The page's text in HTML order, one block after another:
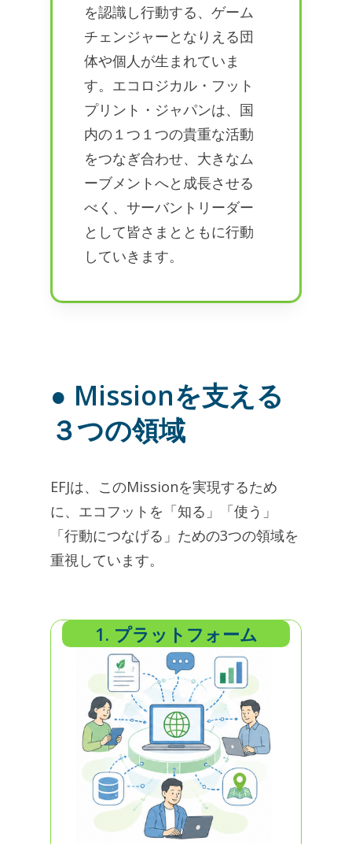
を認識し行動する、ゲーム
チェンジャーとなりえる団
体や個人が生まれていま
す。エコロジカル・フット
プリント・ジャパンは、国
内の１つ１つの貴重な活動
をつなぎ合わせ、大きなム
ーブメントへと成長させる
べく、サーバントリーダー
として皆さまとともに行動
していきます。
● Missionを支える
３つの領域
EFJは、このMissionを実現するため
に、エコフットを「知る」「使う」
「行動につなげる」ための3つの領域を
重視しています。
1. プラットフォーム